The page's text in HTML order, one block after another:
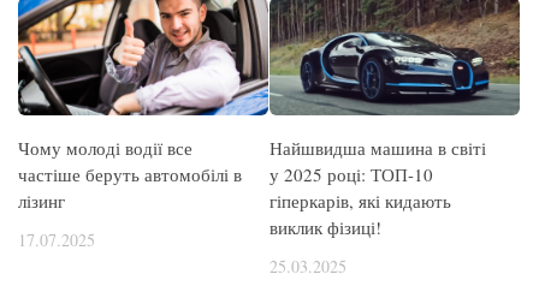
Чому молоді водії все
частіше беруть автомобілі в
лізинг
17.07.2025
Найшвидша машина в світі
у 2025 році: ТОП-10
гіперкарів, які кидають
виклик фізиці!
25.03.2025